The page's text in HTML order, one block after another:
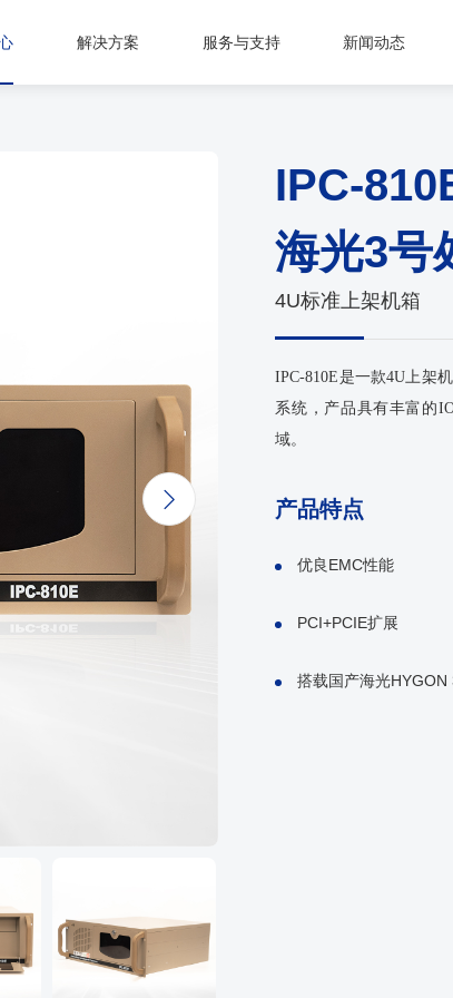
解决方案 服务与支持 新闻动态

IPC-
海光3号
4U标准上架机箱
IPC-810E是一款4U上架
系统，产品具有丰富的
域。
产品特点
优良EMC性能
PCI+PCIE扩展
搭载国产海光